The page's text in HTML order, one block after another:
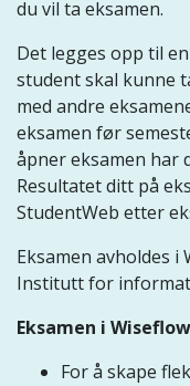
du vil ta eksamen.
Det legges opp til
student skal kunne
med andre
eksamen før
åpner eksamen har
Resultatet ditt på
StudentWeb etter
Eksamen avholdes
Institutt for
Eksamen i
For å skape